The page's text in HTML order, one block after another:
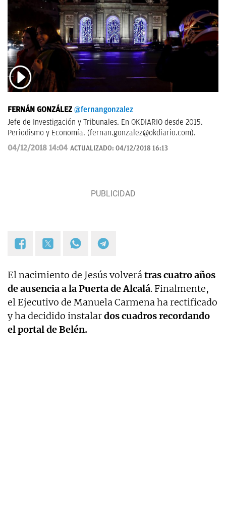
FERNÁN GONZÁLEZ @fernangonzalez
Jefe de Investigación y Tribunales. En OKDIARIO desde 2015.
Periodismo y Economía. (fernan.gonzalez@okdiario.com).
04/12/2018 14:04 ACTUALIZADO: 04/12/2018 16:13
El nacimiento de Jesús volverátras cuatro años
de ausencia a la Puerta de Alcalá. Finalmente,
el Ejecutivo de Manuela Carmena ha rectificado
y ha decidido instalardos cuadros recordando
el portal de Belén.